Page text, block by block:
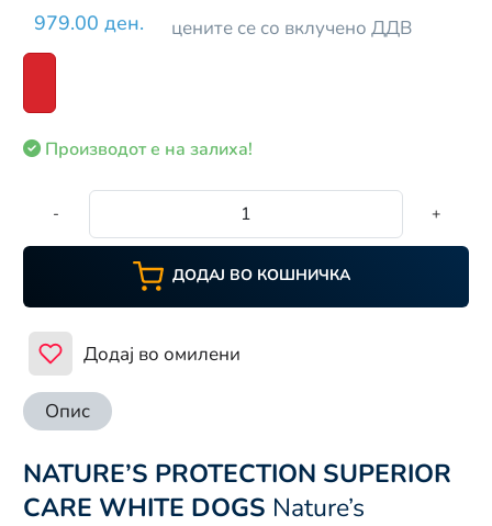
979.00 ден. цените се со вклучено ДДВ
Производот е на залиха!
- +
ДОДАЈ ВО КОШНИЧКА
Додај во омилени
Опис
NATURE’S PROTECTION SUPERIOR
CARE WHITE DOGS Nature’s